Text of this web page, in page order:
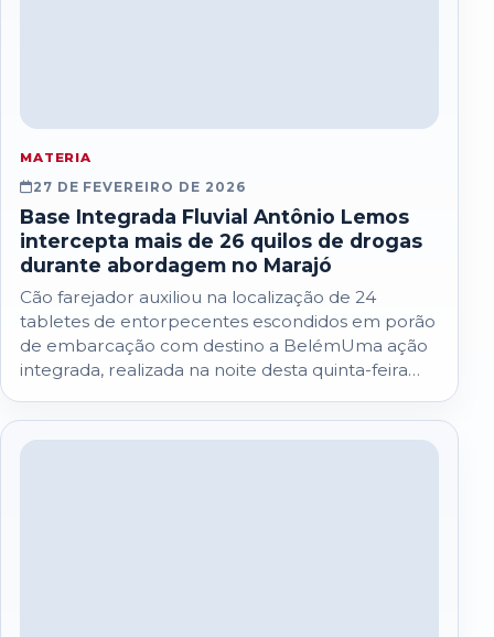
MATERIA
27 DE FEVEREIRO DE 2026
Base Integrada Fluvial Antônio Lemos
intercepta mais de 26 quilos de drogas
durante abordagem no Marajó
Cão farejador auxiliou na localização de 24
tabletes de entorpecentes escondidos em porão
de embarcação com destino a BelémUma ação
integrada, realizada na noite desta quinta-feira